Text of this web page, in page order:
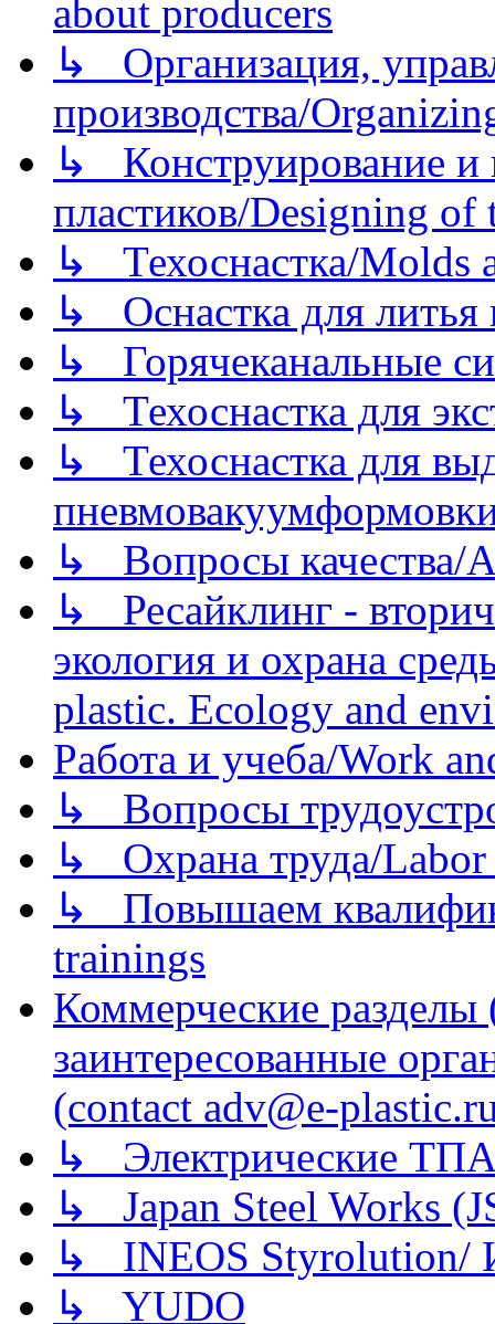
about producers
↳ Организация,
производства/
↳ Конструирование и
пластиков/Designing of
↳ Техоснастка/Molds
↳ Оснастка для литья
↳ Горячеканальные
↳ Техоснастка для
↳ Техоснастка для
↳ Вопросы качества/
↳ Ресайклинг -
экология и охрана
plastic. Ecology and
Работа и учеба/Work
↳ Вопросы
↳ Охрана труда/Labor
↳ Повышаем
trainings
Коммерческие
заинтересованные
(contact adv@e-
↳ Электрические
↳ Japan Steel Works
↳ INEOS
↳ YUDO